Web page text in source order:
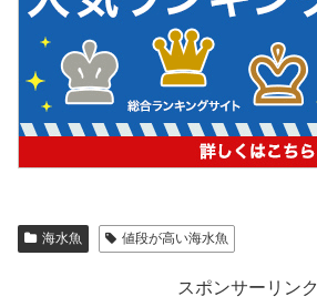
海水魚 値段が高い海水魚
スポンサーリンク